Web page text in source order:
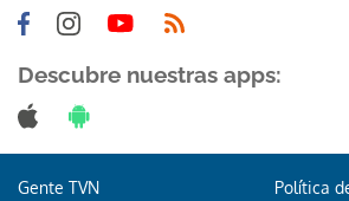
Descubre nuestras apps:
Gente TVN Política